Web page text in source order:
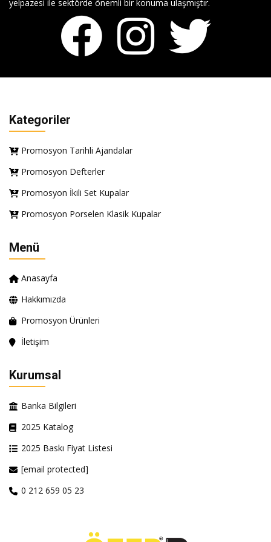
yelpazesi ile sektörde önemli bir konuma ulaşmıştır.
Kategoriler
Promosyon Tarihli Ajandalar
Promosyon Defterler
Promosyon İkili Set Kupalar
Promosyon Porselen Klasik Kupalar
Menü
Anasayfa
Hakkımızda
Promosyon Ürünleri
İletişim
Kurumsal
Banka Bilgileri
2025 Katalog
2025 Baskı Fiyat Listesi
[email protected]
0 212 659 05 23